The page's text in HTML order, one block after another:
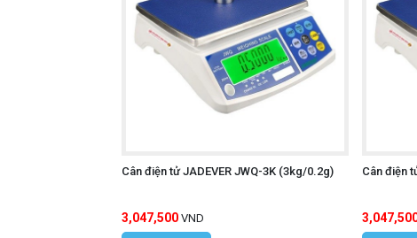
Cân điện tử JADEVER JWQ-3K (3kg/0.2g)
3,047,500 VND
Cân điện